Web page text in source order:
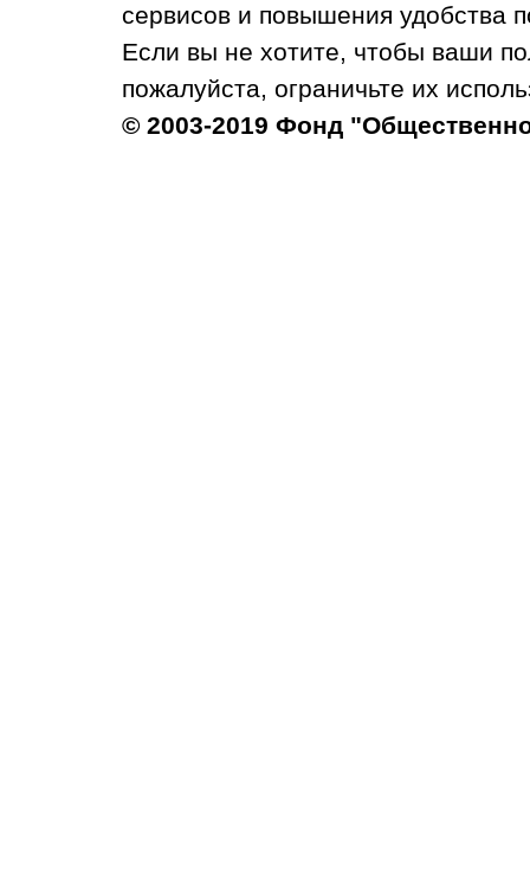
сервисов и повышения удобства
Если вы не хотите, чтобы ваши
пожалуйста, ограничьте их
© 2003-2019 Фонд